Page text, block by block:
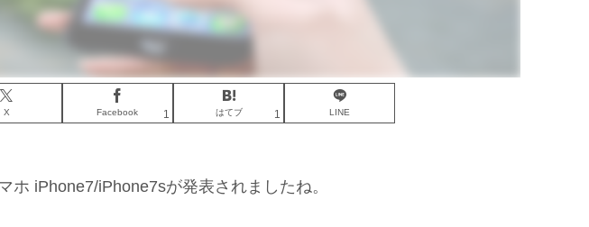
X Facebook 1 はてブ 1 LINE
ホ iPhone7/iPhone7sが発表されましたね。